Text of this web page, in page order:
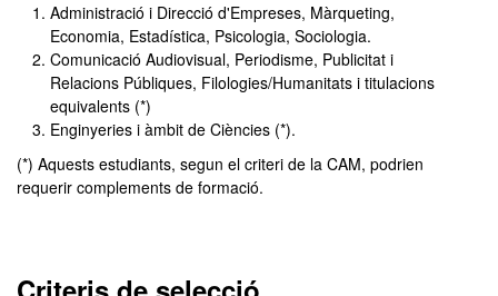
Administració i Direcció d'Empreses, Màrqueting,
Economia, Estadística, Psicologia, Sociologia.
Comunicació Audiovisual, Periodisme, Publicitat i
Relacions Públiques, Filologies/Humanitats i titulacions
equivalents (*)
Enginyeries i àmbit de Ciències (*).
(*) Aquests estudiants, segun el criteri de la CAM, podrien
requerir complements de formació.